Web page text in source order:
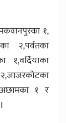
१,
२,पर्वतका
१ र